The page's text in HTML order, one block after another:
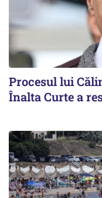
Procesul lui
Înalta Curte a